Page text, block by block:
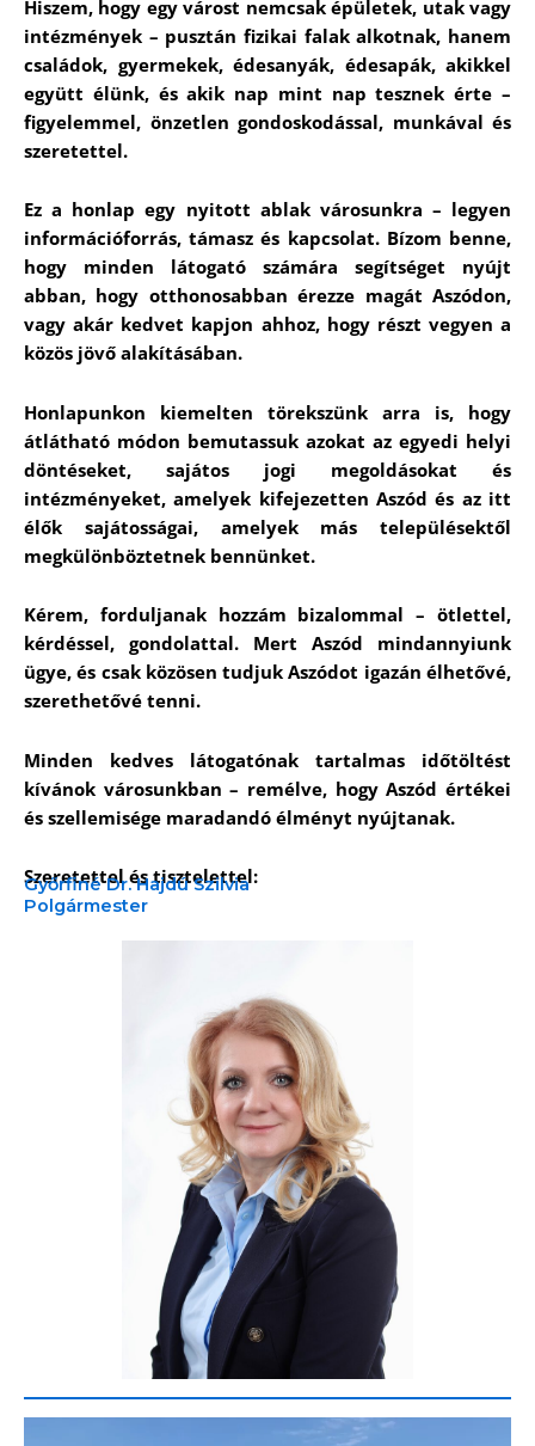
Hiszem, hogy egy várost nemcsak épületek, utak vagy
intézmények – pusztán fizikai falak alkotnak, hanem
családok, gyermekek, édesanyák, édesapák, akikkel
együtt élünk, és akik nap mint nap tesznek érte –
figyelemmel, önzetlen gondoskodással, munkával és
szeretettel.
Ez a honlap egy nyitott ablak városunkra – legyen
információforrás, támasz és kapcsolat. Bízom benne,
hogy minden látogató számára segítséget nyújt
abban, hogy otthonosabban érezze magát Aszódon,
vagy akár kedvet kapjon ahhoz, hogy részt vegyen a
közös jövő alakításában.
Honlapunkon kiemelten törekszünk arra is, hogy
átlátható módon bemutassuk azokat az egyedi helyi
döntéseket, sajátos jogi megoldásokat és
intézményeket, amelyek kifejezetten Aszód és az itt
élők sajátosságai, amelyek más településektől
megkülönböztetnek bennünket.
Kérem, forduljanak hozzám bizalommal – ötlettel,
kérdéssel, gondolattal. Mert Aszód mindannyiunk
ügye, és csak közösen tudjuk Aszódot igazán élhetővé,
szerethetővé tenni.
Minden kedves látogatónak tartalmas időtöltést
kívánok városunkban – remélve, hogy Aszód értékei
és szellemisége maradandó élményt nyújtanak.
Szeretettel és tisztelettel:
Győrfiné Dr. Hajdú Szilvia
Polgármester